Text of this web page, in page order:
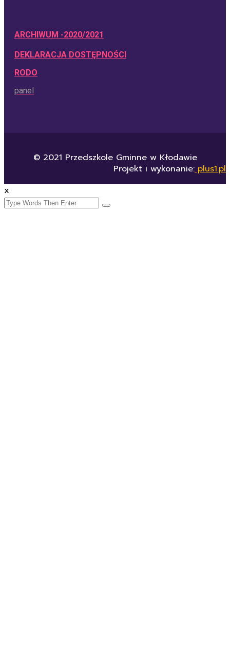
ARCHIWUM -2020/2021
DEKLARACJA DOSTĘPNOŚCI
RODO
panel
© 2021 Przedszkole Gminne w Kłodawie
Projekt i wykonanie: plus1.pl
x